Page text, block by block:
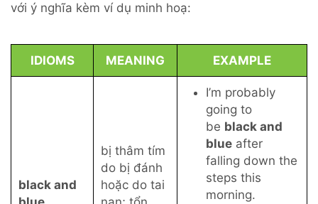
với ý nghĩa kèm ví dụ minh hoạ:
IDIOMS MEANING EXAMPLE
black and
bị thâm tím
do bị đánh
hoặc do tai
I’m probably
going to
be black and
blue after
falling down the
steps this
morning.